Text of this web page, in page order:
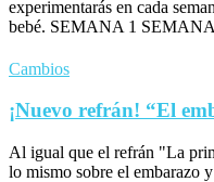
experimentarás en cada
bebé. SEMANA 1
Cambios
¡Nuevo refrán! “El
Al igual que el refrán "La
lo mismo sobre el embarazo